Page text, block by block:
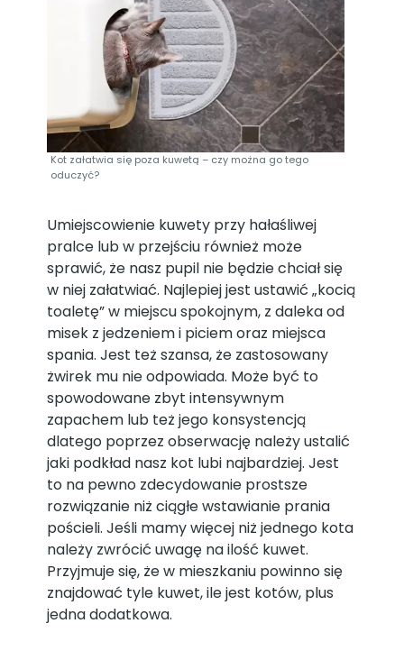
Kot załatwia się poza kuwetą – czy można go tego
oduczyć?
Umiejscowienie kuwety przy hałaśliwej
pralce lub w przejściu również może
sprawić, że nasz pupil nie będzie chciał się
w niej załatwiać. Najlepiej jest ustawić „kocią
toaletę” w miejscu spokojnym, z daleka od
misek z jedzeniem i piciem oraz miejsca
spania. Jest też szansa, że zastosowany
żwirek mu nie odpowiada. Może być to
spowodowane zbyt intensywnym
zapachem lub też jego konsystencją
dlatego poprzez obserwację należy ustalić
jaki podkład nasz kot lubi najbardziej. Jest
to na pewno zdecydowanie prostsze
rozwiązanie niż ciągłe wstawianie prania
pościeli. Jeśli mamy więcej niż jednego kota
należy zwrócić uwagę na ilość kuwet.
Przyjmuje się, że w mieszkaniu powinno się
znajdować tyle kuwet, ile jest kotów, plus
jedna dodatkowa.